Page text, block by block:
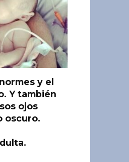
y el
Y también
ojos
oscuro.